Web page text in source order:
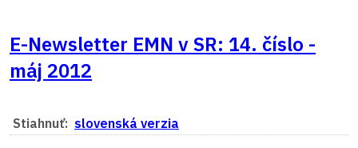
E-Newsletter EMN v SR: 14. číslo -
máj 2012
Stiahnuť: slovenská verzia